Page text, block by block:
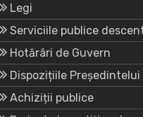
Legi
Serviciile publice
Hotărâri de Guvern
Dispozițiile Președintelui
Achiziții publice